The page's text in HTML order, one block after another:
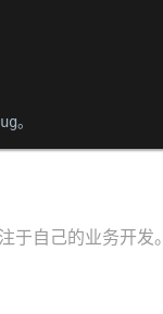
。
自己的业务开发。